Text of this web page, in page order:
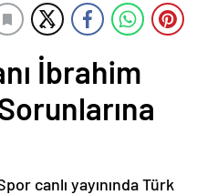
İbrahim
canlı yayınında Türk